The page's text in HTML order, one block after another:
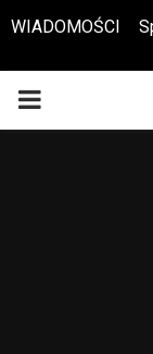
Otwórz pasek narzędzi
WIADOMOŚCI
PRIMARY